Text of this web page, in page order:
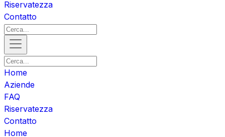
Riservatezza
Contatto
Home
Aziende
FAQ
Riservatezza
Contatto
Home